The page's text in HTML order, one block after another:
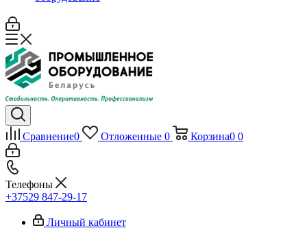
Сравнение0 Отложенные 0 Корзина0 0
Телефоны
+37529 847-29-17‬
Личный кабинет